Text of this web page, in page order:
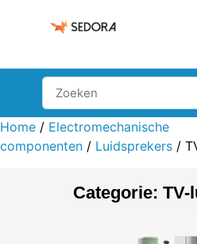
Home / Electromechanische
componenten / Luidsprekers /
Categorie: